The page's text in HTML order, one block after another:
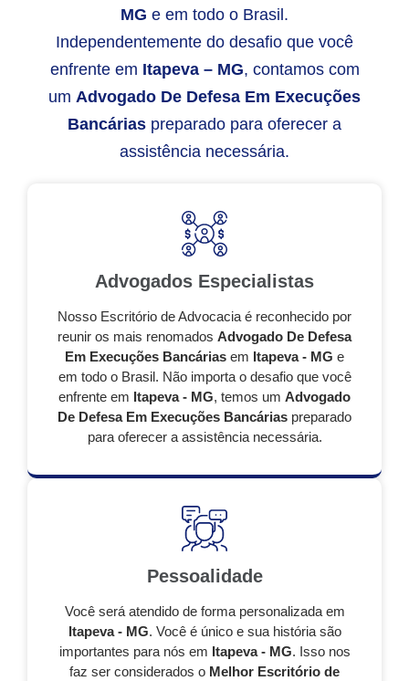
MG e em todo o Brasil.
Independentemente do desafio que você
enfrente em Itapeva – MG, contamos com
um Advogado De Defesa Em Execuções
Bancárias preparado para oferecer a
assistência necessária.
Advogados Especialistas
Nosso Escritório de Advocacia é reconhecido por
reunir os mais renomados Advogado De Defesa
Em Execuções Bancárias em Itapeva - MG e
em todo o Brasil. Não importa o desafio que você
enfrente em Itapeva - MG, temos um Advogado
De Defesa Em Execuções Bancárias preparado
para oferecer a assistência necessária.
Pessoalidade
Você será atendido de forma personalizada em
Itapeva - MG. Você é único e sua história são
importantes para nós em Itapeva - MG. Isso nos
faz ser considerados o Melhor Escritório de